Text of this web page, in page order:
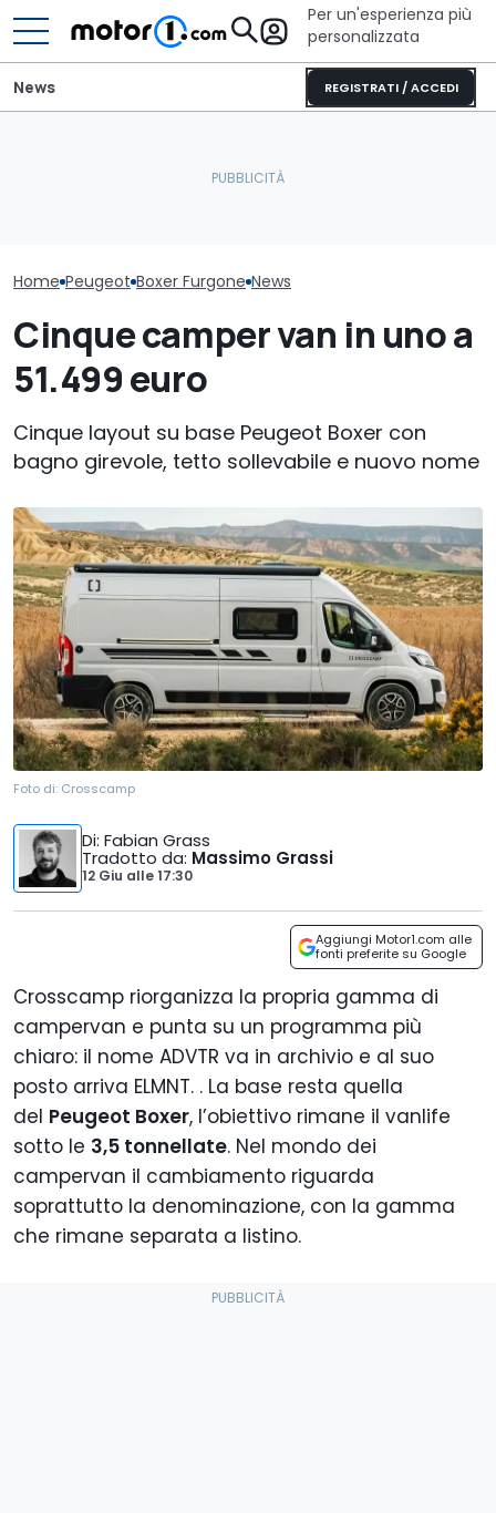
Per un'esperienza più
personalizzata
REGISTRATI / ACCEDI
News
Home Peugeot Boxer Furgone News
Cinque camper van in uno a
51.499 euro
Cinque layout su base Peugeot Boxer con
bagno girevole, tetto sollevabile e nuovo nome
Foto di: Crosscamp
Di: Fabian Grass
Tradotto da: Massimo Grassi
12 Giu alle17:30
Aggiungi Motor1.com alle
fonti preferite su Google
Crosscamp riorganizza la propria gamma di
campervan e punta su un programma più
chiaro: il nome ADVTR va in archivio e al suo
posto arriva ELMNT. . La base resta quella
del Peugeot Boxer, l’obiettivo rimane il vanlife
sotto le 3,5 tonnellate. Nel mondo dei
campervan il cambiamento riguarda
soprattutto la denominazione, con la gamma
che rimane separata a listino.